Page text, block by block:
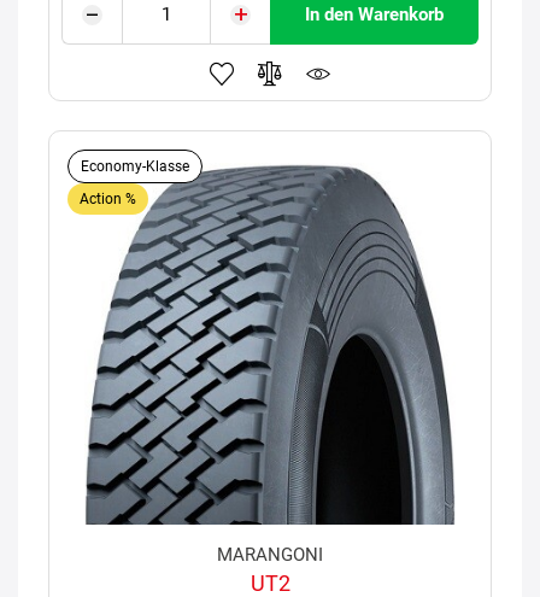
In den Warenkorb
Economy-Klasse
Action %
MARANGONI
UT2